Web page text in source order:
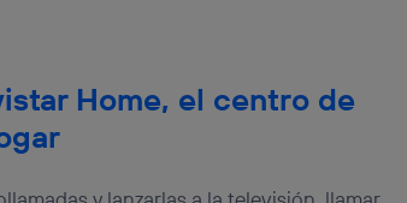
Home, el centro de